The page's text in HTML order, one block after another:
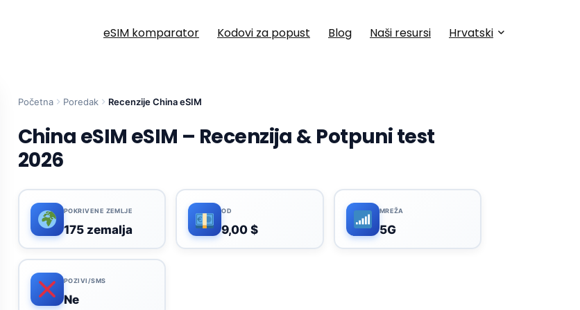
eSIM komparator Kodovi za popust Blog Naši resursi Hrvatski
Početna Poredak Recenzije China eSIM
China eSIM eSIM – Recenzija & Potpuni test
2026
POKRIVENE ZEMLJE
175 zemalja
OD
9,00 $
MREŽA
5G
POZIVI/SMS
Ne